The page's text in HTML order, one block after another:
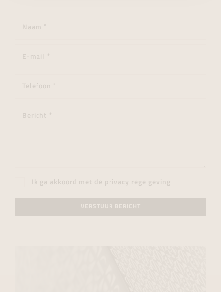
Ik ga akkoord met de privacy regelgeving
VERSTUUR BERICHT